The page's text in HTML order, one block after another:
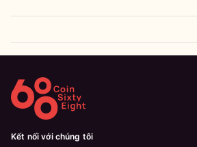
Kết nối với chúng tôi